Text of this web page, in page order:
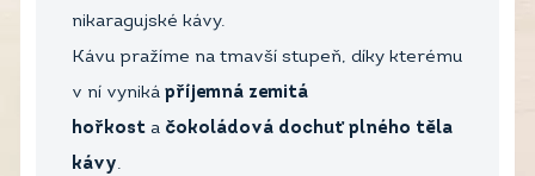
nikaragujské kávy.
Kávu pražíme na tmavší stupeň, díky kterému
v ní vyniká příjemná zemitá
hořkost a čokoládová dochuť plného těla
kávy.